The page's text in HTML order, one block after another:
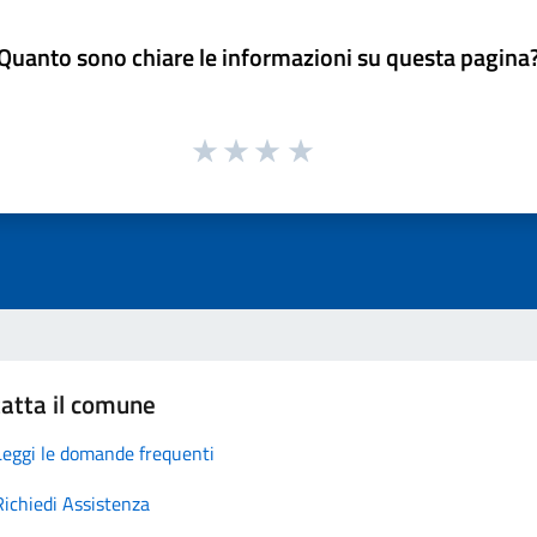
sono chiare le informazioni su questa
il comune
le domande frequenti
Assistenza